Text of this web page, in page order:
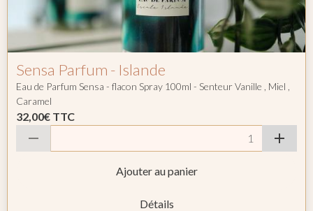
Sensa Parfum - Islande
Eau de Parfum Sensa - flacon Spray 100ml - Senteur Vanille , Miel ,
Caramel
32,00€ TTC
Ajouter au panier
Détails